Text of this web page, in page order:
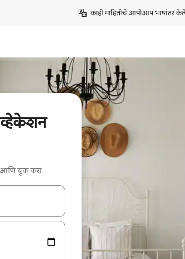
काही माहितीचे आपोआप भाषांतर
आणि बुक करा
आणि खाली बाणांच्या किजसह नेव्हिगेट करा किंवा स्पर्शाने स्वाइप